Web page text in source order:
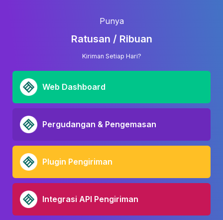
Punya
Ratusan / Ribuan
Kiriman Setiap Hari?
Web Dashboard
Pergudangan & Pengemasan
Plugin Pengiriman
Integrasi API Pengiriman